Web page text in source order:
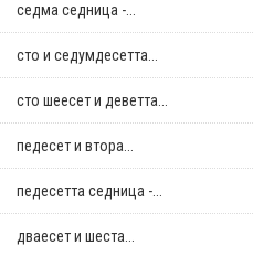
седма седница -...
сто и седумдесетта...
сто шеесет и деветта...
педесет и втора...
педесетта седница -...
дваесет и шеста...